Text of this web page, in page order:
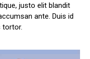
justo elit blandit
ante. Duis id
tortor.